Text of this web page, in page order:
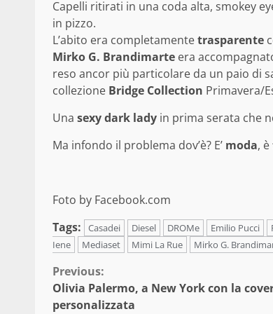
Capelli ritirati in una coda alta, smokey
in pizzo.
L’abito era completamentetrasparente
Mirko G. Brandimarte era
reso ancor più particolare da un paio di
collezione Bridge Collection Primavera/
Una sexy dark lady in prima serata che
Ma infondo il problema dov’è? E’ moda, è
Foto by Facebook.com
Tags:
Casadei Diesel DROMe Emilio Pucci
Iene
Mediaset Mimi La Rue Mirko G.
Continue
Reading
Previous:
Olivia Palermo, a New York con la
personalizzata